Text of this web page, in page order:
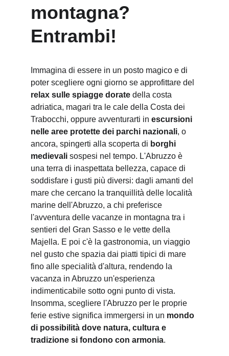
montagna?
Entrambi!
Immagina di essere in un posto magico e di
poter scegliere ogni giorno se approfittare del
relax sulle spiagge dorate della costa
adriatica, magari tra le cale della Costa dei
Trabocchi, oppure avventurarti in escursioni
nelle aree protette dei parchi nazionali, o
ancora, spingerti alla scoperta di borghi
medievali sospesi nel tempo. L'Abruzzo è
una terra di inaspettata bellezza, capace di
soddisfare i gusti più diversi: dagli amanti del
mare che cercano la tranquillità delle località
marine dell'Abruzzo, a chi preferisce
l'avventura delle vacanze in montagna tra i
sentieri del Gran Sasso e le vette della
Majella. E poi c'è la gastronomia, un viaggio
nel gusto che spazia dai piatti tipici di mare
fino alle specialità d'altura, rendendo la
vacanza in Abruzzo un'esperienza
indimenticabile sotto ogni punto di vista.
Insomma, scegliere l'Abruzzo per le proprie
ferie estive significa immergersi in un mondo
di possibilità dove natura, cultura e
tradizione si fondono con armonia.